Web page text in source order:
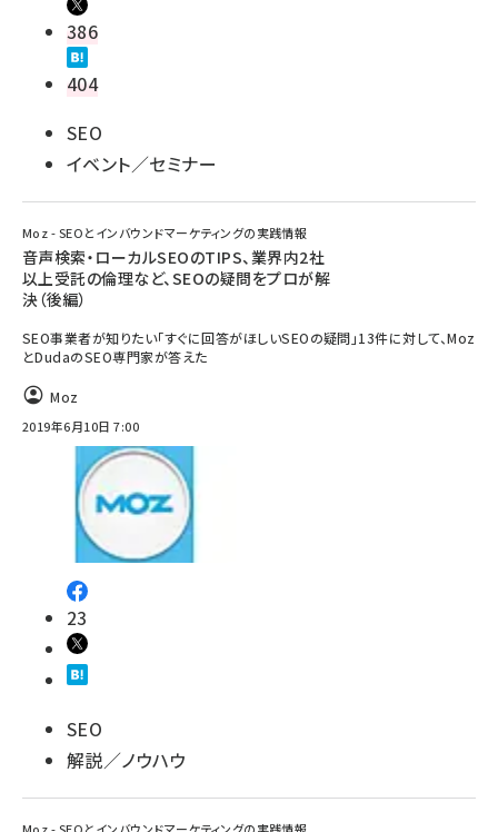
386
404
SEO
イベント／セミナー
Moz - SEOとインバウンドマーケティングの実践情報
音声検索・ローカルSEOのTIPS、業界内2社
以上受託の倫理など、SEOの疑問をプロが解
決（後編）
SEO事業者が知りたい「すぐに回答がほしいSEOの疑問」13件に対して、Moz
とDudaのSEO専門家が答えた
Moz
2019年6月10日 7:00
23
SEO
解説／ノウハウ